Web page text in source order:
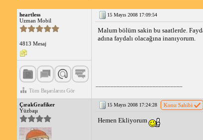
heartless
Uzman Mobil
4813 Mesaj
Tüm Başarılarını Gör
15 Mayıs 2008 17:09:54
Malum bölüm sakin bu saatlerde.
adına faydalı olacağına inanıyorum.
ÇırakGrafiker
Yüzbaşı
15 Mayıs 2008 17:24:28 Konu Sahibi
Hemen Ekliyorum